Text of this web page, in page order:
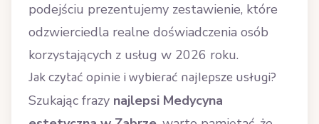
podejściu prezentujemy zestawienie, które
odzwierciedla realne doświadczenia osób
korzystających z usług w 2026 roku.
Jak czytać opinie i wybierać najlepsze usługi?
Szukając frazy najlepsi Medycyna